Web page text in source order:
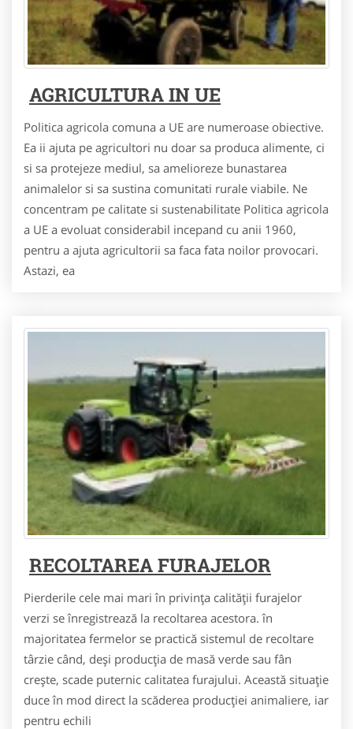
AGRICULTURA IN UE
Politica agricola comuna a UE are numeroase obiective.
Ea ii ajuta pe agricultori nu doar sa produca alimente, ci
si sa protejeze mediul, sa amelioreze bunastarea
animalelor si sa sustina comunitati rurale viabile. Ne
concentram pe calitate si sustenabilitate Politica agricola
a UE a evoluat considerabil incepand cu anii 1960,
pentru a ajuta agricultorii sa faca fata noilor provocari.
Astazi, ea
RECOLTAREA FURAJELOR
Pierderile cele mai mari în privinţa calităţii furajelor
verzi se înregistrează la recoltarea acestora. în
majoritatea fermelor se practică sistemul de recoltare
târzie când, deşi producţia de masă verde sau fân
creşte, scade puternic calitatea furajului. Această situaţie
duce în mod direct la scăderea producţiei animaliere, iar
pentru echili